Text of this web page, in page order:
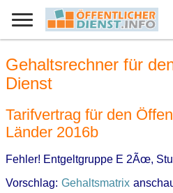
Gehaltsrechner für
Dienst
Tarifvertrag für den
Länder 2016b
Fehler! Entgeltgruppe E 2Ãœ,
Vorschlag: Gehaltsmatrix